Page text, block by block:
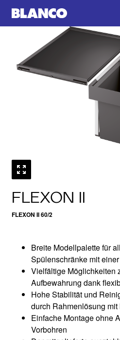
FLEXON II
FLEXON II 60/2
Breite Modellpalette für
Spülenschränke mit
Vielfältige Möglichkeiten
Aufbewahrung dank
Hohe Stabilität und
durch Rahmenlösung
Einfache Montage ohne
Vorbohren​